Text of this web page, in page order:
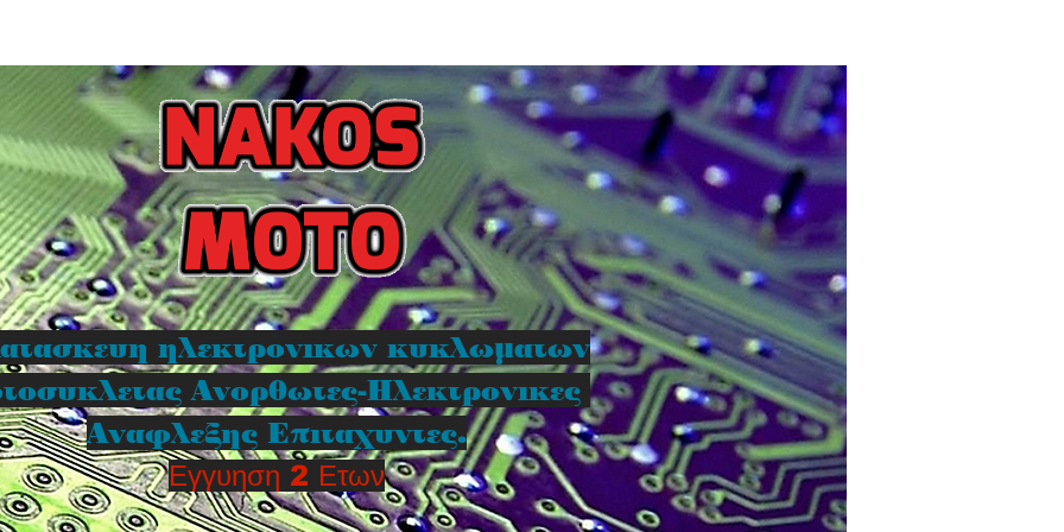
ηλεκτρονικων κυκλωματων
Ανορθωτες-Ηλεκτρονικες
Αναφλεξης Επιταχυντες.
Εγγυηση 2 Ετων